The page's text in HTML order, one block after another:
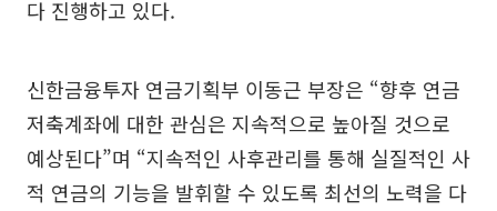
다 진행하고 있다.
신한금융투자 연금기획부 이동근 부장은 “향후 연금
저축계좌에 대한 관심은 지속적으로 높아질 것으로
예상된다”며 “지속적인 사후관리를 통해 실질적인 사
적 연금의 기능을 발휘할 수 있도록 최선의 노력을 다